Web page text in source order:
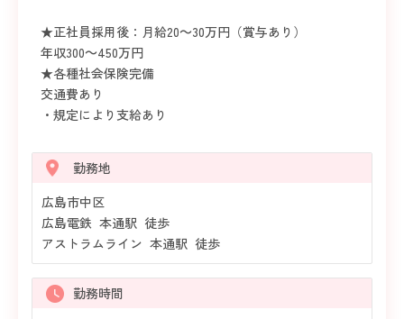
★正社員採用後：月給20～30万円（賞与あり）
年収300～450万円
★各種社会保険完備
交通費あり
・規定により支給あり
勤務地
広島市中区
広島電鉄 本通駅 徒歩
アストラムライン 本通駅 徒歩
勤務時間